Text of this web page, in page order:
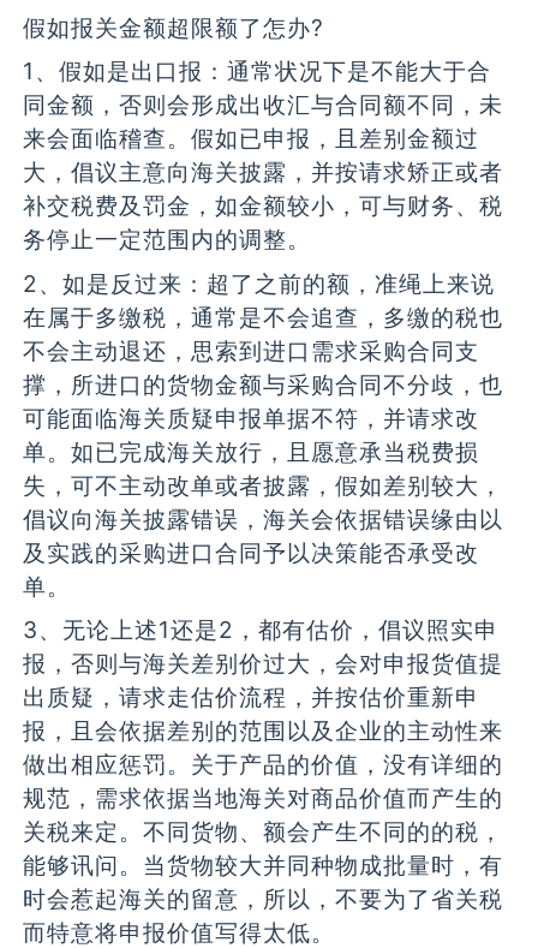
假如报关金额超限额了怎办?
1、假如是出口报：通常状况下是不能大于合
同金额，否则会形成出收汇与合同额不同，未
来会面临稽查。假如已申报，且差别金额过
大，倡议主意向海关披露，并按请求矫正或者
补交税费及罚金，如金额较小，可与财务、税
务停止一定范围内的调整。
2、如是反过来：超了之前的额，准绳上来说
在属于多缴税，通常是不会追查，多缴的税也
不会主动退还，思索到进口需求采购合同支
撑，所进口的货物金额与采购合同不分歧，也
可能面临海关质疑申报单据不符，并请求改
单。如已完成海关放行，且愿意承当税费损
失，可不主动改单或者披露，假如差别较大，
倡议向海关披露错误，海关会依据错误缘由以
及实践的采购进口合同予以决策能否承受改
单。
3、无论上述1还是2，都有估价，倡议照实申
报，否则与海关差别价过大，会对申报货值提
出质疑，请求走估价流程，并按估价重新申
报，且会依据差别的范围以及企业的主动性来
做出相应惩罚。关于产品的价值，没有详细的
规范，需求依据当地海关对商品价值而产生的
关税来定。不同货物、额会产生不同的的税，
能够讯问。当货物较大并同种物成批量时，有
时会惹起海关的留意，所以，不要为了省关税
而特意将申报价值写得太低。